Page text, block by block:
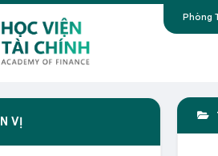
Phòng
VỊ